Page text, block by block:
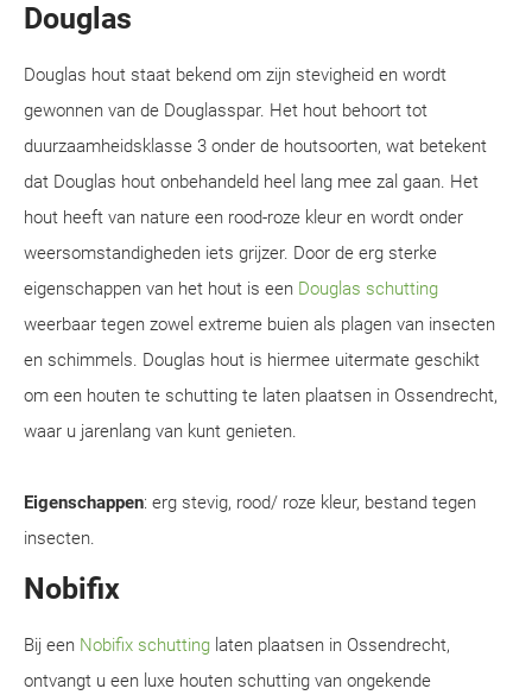
Douglas
Douglas hout staat bekend om zijn stevigheid en wordt
gewonnen van de Douglasspar. Het hout behoort tot
duurzaamheidsklasse 3 onder de houtsoorten, wat betekent
dat Douglas hout onbehandeld heel lang mee zal gaan. Het
hout heeft van nature een rood-roze kleur en wordt onder
weersomstandigheden iets grijzer. Door de erg sterke
eigenschappen van het hout is een Douglas schutting
weerbaar tegen zowel extreme buien als plagen van insecten
en schimmels. Douglas hout is hiermee uitermate geschikt
om een houten te schutting te laten plaatsen in Ossendrecht,
waar u jarenlang van kunt genieten.
Eigenschappen: erg stevig, rood/ roze kleur, bestand tegen
insecten.
Nobifix
Bij een Nobifix schutting laten plaatsen in Ossendrecht,
ontvangt u een luxe houten schutting van ongekende